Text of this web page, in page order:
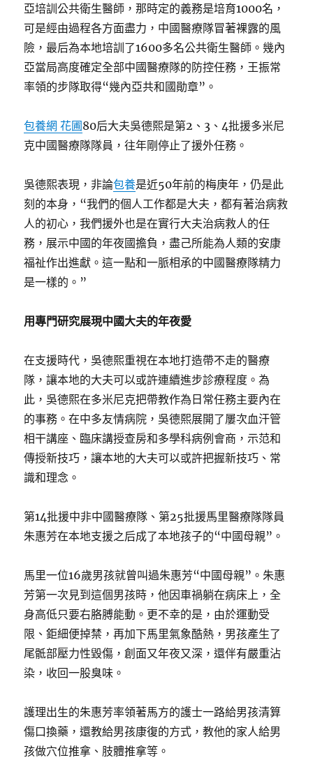
亞培訓公共衛生醫師，那時定的義務是培育1000名，
可是經由過程各方面盡力，中國醫療隊冒著裸露的風
險，最后為本地培訓了1600多名公共衛生醫師。幾內
亞當局高度確定全部中國醫療隊的防控任務，王振常
率領的步隊取得“幾內亞共和國勛章”。
包養網 花圃80后大夫吳德熙是第2、3、4批援多米尼
克中國醫療隊隊員，往年剛停止了援外任務。
吳德熙表現，非論包養是近50年前的梅庚年，仍是此
刻的本身，“我們的個人工作都是大夫，都有著治病救
人的初心，我們援外也是在實行大夫治病救人的任
務，展示中國的年夜國擔負，盡己所能為人類的安康
福祉作出進獻。這一點和一脈相承的中國醫療隊精力
是一樣的。”
用專門研究展現中國大夫的年夜愛
在支援時代，吳德熙重視在本地打造帶不走的醫療
隊，讓本地的大夫可以或許連續進步診療程度。為
此，吳德熙在多米尼克把帶教作為日常任務主要內在
的事務。在中多友情病院，吳德熙展開了屢次血汗管
相干講座、臨床講授查房和多學科病例會商，示范和
傳授新技巧，讓本地的大夫可以或許把握新技巧、常
識和理念。
第14批援中非中國醫療隊、第25批援馬里醫療隊隊員
朱惠芳在本地支援之后成了本地孩子的“中國母親”。
馬里一位16歲男孩就曾叫過朱惠芳“中國母親”。朱惠
芳第一次見到這個男孩時，他因車禍躺在病床上，全
身高低只要右胳膊能動。更不幸的是，由於運動受
限、鉅細便掉禁，再加下馬里氣象酷熱，男孩產生了
尾骶部壓力性毀傷，創面又年夜又深，還伴有嚴重沾
染，收回一股臭味。
護理出生的朱惠芳率領著馬方的護士一路給男孩清算
傷口換藥，還教給男孩康復的方式，教他的家人給男
孩做穴位推拿、肢體推拿等。